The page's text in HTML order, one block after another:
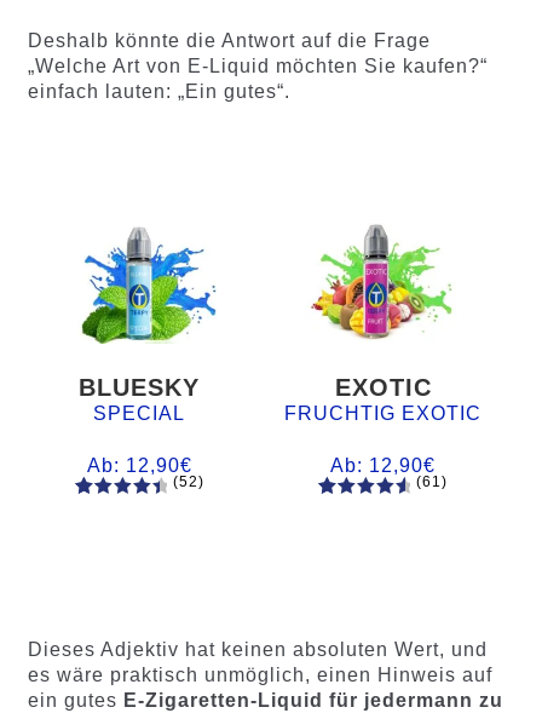
Deshalb könnte die Antwort auf die Frage
„Welche Art von E-Liquid möchten Sie kaufen?“
einfach lauten: „Ein gutes“.
BLUESKY
SPECIAL
Ab: 12,90€
Kundenb
ewertung
en
(52)
EXOTIC
FRUCHTIG EXOTIC
Ab: 12,90€
Kundenb
ewertung
en
(61)
Dieses Adjektiv hat keinen absoluten Wert, und
es wäre praktisch unmöglich, einen Hinweis auf
ein gutes E-Zigaretten-Liquid für jedermann zu